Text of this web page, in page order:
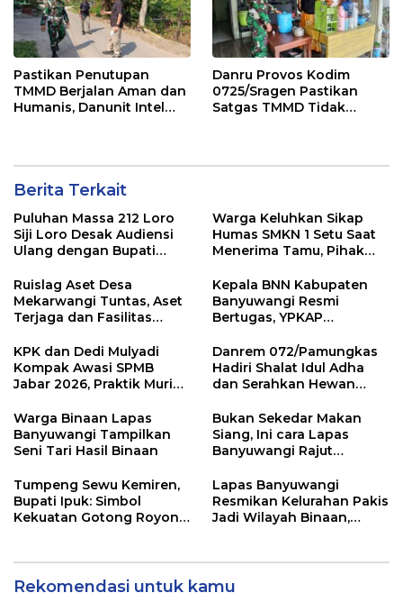
Pastikan Penutupan
TMMD Berjalan Aman dan
Humanis, Danunit Intel
Danru Provos Kodim
0725/Sragen Pastikan
Satgas TMMD Tidak
Berita Terkait
Puluhan Massa 212 Loro
Siji Loro Desak Audiensi
Ulang dengan Bupati
hingga Polusi Tambang
Pasir
Warga Keluhkan Sikap
Humas SMKN 1 Setu Saat
Menerima Tamu, Pihak
Evaluasi
Ruislag Aset Desa
Mekarwangi Tuntas, Aset
Terjaga dan Fasilitas
Kepala BNN Kabupaten
Banyuwangi Resmi
Bertugas, YPKAP
Selamat Datang dan
Dukungan
KPK dan Dedi Mulyadi
Kompak Awasi SPMB
Jabar 2026, Praktik Murid
Hukum
Danrem 072/Pamungkas
Hadiri Shalat Idul Adha
dan Serahkan Hewan
403/Wirasada Prasista
Warga Binaan Lapas
Banyuwangi Tampilkan
Seni Tari Hasil Binaan
Bukan Sekedar Makan
Siang, Ini cara Lapas
Banyuwangi Rajut
Warga Binaan
Tumpeng Sewu Kemiren,
Bupati Ipuk: Simbol
Kekuatan Gotong Royong
Lapas Banyuwangi
Resmikan Kelurahan Pakis
Jadi Wilayah Binaan,
Rekomendasi untuk kamu